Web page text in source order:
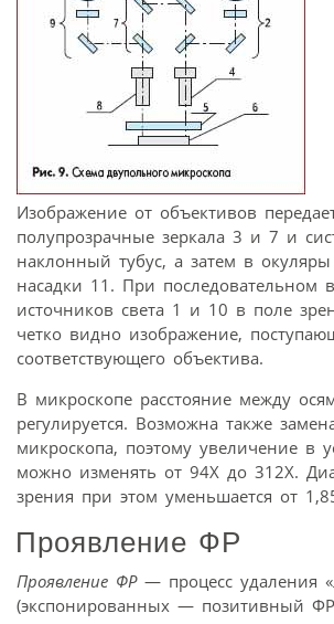
Изображение от объективов
полупрозрачные зеркала 3 и 7 и
наклонный тубус, а затем в
насадки 11. При последовательном
источников света 1 и 10 в поле
четко видно изображение,
соответствующего объектива.
В микроскопе расстояние между
регулируется. Возможна также
микроскопа, поэтому увеличение в
можно изменять от 94Х до 312Х.
зрения при этом уменьшается от
Проявление ФР
Проявление ФР— процесс удаления
(экспонированных — позитивный